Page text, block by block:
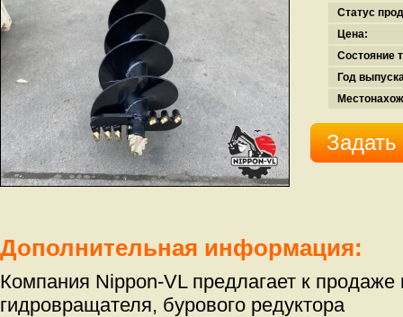
Статус
Цена:
Состояние
Год
Задать
Дополнительная информация:
Компания Nippon-VL предлагает к
гидровращателя, бурового редуктора